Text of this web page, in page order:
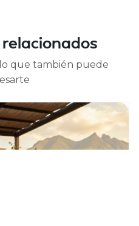
que también puede